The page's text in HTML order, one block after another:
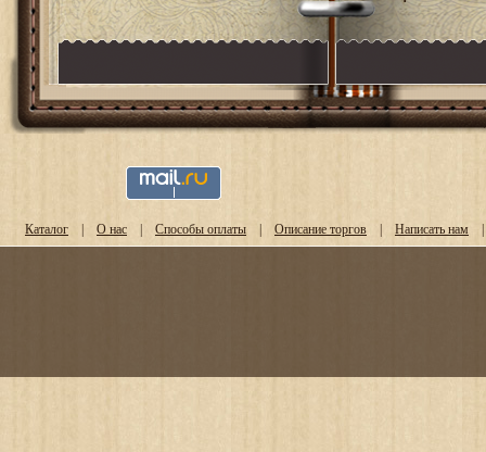
Каталог О нас Способы оплаты Описание торгов Написать нам